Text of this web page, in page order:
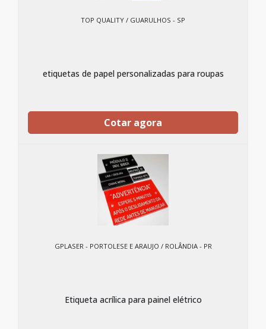
TOP QUALITY / GUARULHOS - SP
etiquetas de papel personalizadas para roupas
Cotar agora
GPLASER - PORTOLESE E ARAUJO / ROLÂNDIA - PR
Etiqueta acrílica para painel elétrico